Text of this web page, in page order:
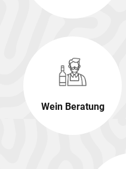
Wein Beratung